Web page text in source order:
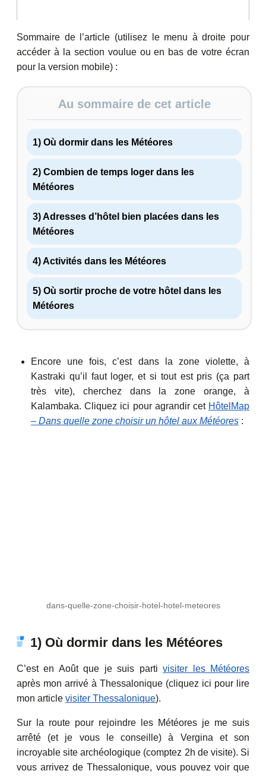
Sommaire de l’article (utilisez le menu à droite pour
accéder à la section voulue ou en bas de votre écran
pour la version mobile) :
Au sommaire de cet article
1) Où dormir dans les Météores
2) Combien de temps loger dans les
Météores
3) Adresses d’hôtel bien placées dans les
Météores
4) Activités dans les Météores
5) Où sortir proche de votre hôtel dans les
Météores
Encore une fois, c’est dans la zone violette, à
Kastraki qu’il faut loger, et si tout est pris (ça part
très vite), cherchez dans la zone orange, à
Kalambaka. Cliquez ici pour agrandir cet HôtelMap
– Dans quelle zone choisir un hôtel aux Météores :
dans-quelle-zone-choisir-hotel-hotel-meteores
1) Où dormir dans les Météores
C’est en Août que je suis partivisiter les Météores
après mon arrivé à Thessalonique (cliquez ici pour lire
mon article visiter Thessalonique).
Sur la route pour rejoindre les Météores je me suis
arrêté (et je vous le conseille) à Vergina et son
incroyable site archéologique (comptez 2h de visite). Si
vous arrivez de Thessalonique, vous pouvez voir que